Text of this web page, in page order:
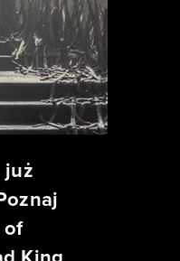
już
of